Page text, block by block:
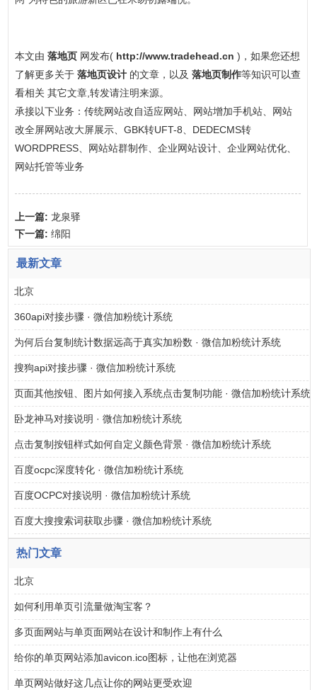
本文由 落地页 网发布( http://www.tradehead.cn )，如果您还想
了解更多关于 落地页设计 的文章，以及 落地页制作等知识可以查
看相关 其它文章,转发请注明来源。
承接以下业务：传统网站改自适应网站、网站增加手机站、网站
改全屏网站改大屏展示、GBK转UFT-8、DEDECMS转
WORDPRESS、网站站群制作、企业网站设计、企业网站优化、
网站托管等业务
上一篇: 龙泉驿
下一篇: 绵阳
最新文章
北京
360api对接步骤 · 微信加粉统计系统
为何后台复制统计数据远高于真实加粉数 · 微信加粉统计系统
搜狗api对接步骤 · 微信加粉统计系统
页面其他按钮、图片如何接入系统点击复制功能 · 微信加粉统计系统
卧龙神马对接说明 · 微信加粉统计系统
点击复制按钮样式如何自定义颜色背景 · 微信加粉统计系统
百度ocpc深度转化 · 微信加粉统计系统
百度OCPC对接说明 · 微信加粉统计系统
百度大搜搜索词获取步骤 · 微信加粉统计系统
热门文章
北京
如何利用单页引流量做淘宝客？
多页面网站与单页面网站在设计和制作上有什么
给你的单页网站添加avicon.ico图标，让他在浏览器
单页网站做好这几点让你的网站更受欢迎